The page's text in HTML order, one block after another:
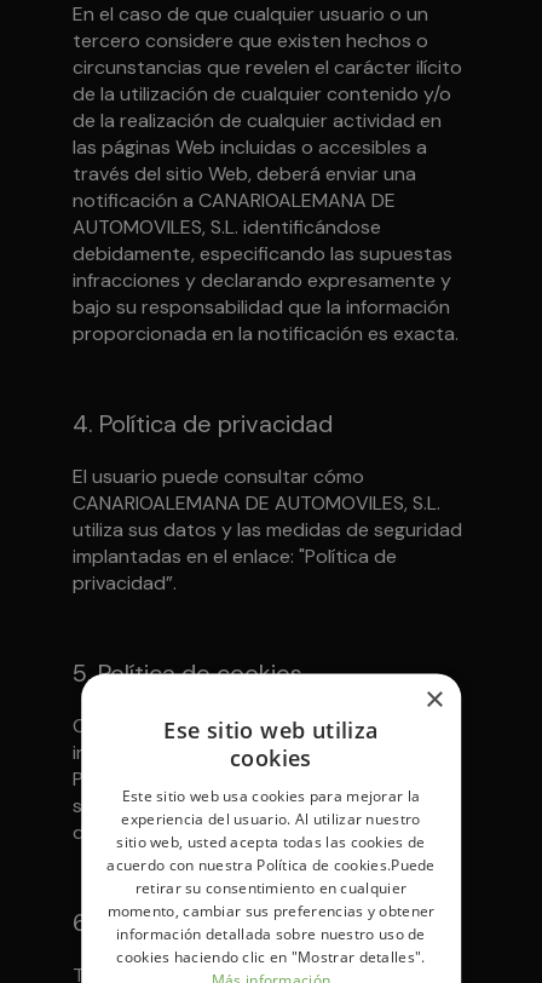
En el caso de que cualquier usuario o un
tercero considere que existen hechos o
circunstancias que revelen el carácter ilícito
de la utilización de cualquier contenido y/o
de la realización de cualquier actividad en
las páginas Web incluidas o accesibles a
través del sitio Web, deberá enviar una
notificación a CANARIOALEMANA DE
AUTOMOVILES, S.L. identificándose
debidamente, especificando las supuestas
infracciones y declarando expresamente y
bajo su responsabilidad que la información
proporcionada en la notificación es exacta.
4. Política de privacidad
El usuario puede consultar cómo
CANARIOALEMANA DE AUTOMOVILES, S.L.
utiliza sus datos y las medidas de seguridad
implantadas en el enlace: "Política de
privacidad”.
5. Política de cookies
CANARIOALEMANA DE AUTOMOVILES, S.L.
instala cookies en el ordenador del usuario.
Para conocer más las cookies de nuestro
sitio web acuda al siguiente enlace: "política
de cookies"
6. Notificaciones
Todas las notificaciones y comunicaciones
×
Ese sitio web utiliza
cookies
Este sitio web usa cookies para mejorar la
experiencia del usuario. Al utilizar nuestro
sitio web, usted acepta todas las cookies de
acuerdo con nuestra Política de cookies.Puede
retirar su consentimiento en cualquier
momento, cambiar sus preferencias y obtener
información detallada sobre nuestro uso de
cookies haciendo clic en "Mostrar detalles".
Más información